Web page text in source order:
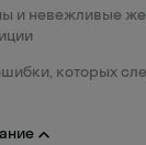
и невежливые
которых